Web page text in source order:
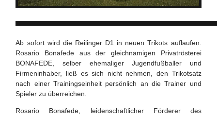
Ab sofort wird die Reilinger D1 in neuen Trikots auflaufen.
Rosario Bonafede aus der gleichnamigen Privatrösterei
BONAFEDE, selber ehemaliger Jugendfußballer und
Firmeninhaber, ließ es sich nicht nehmen, den Trikotsatz
nach einer Trainingseinheit persönlich an die Trainer und
Spieler zu überreichen.
Rosario Bonafede, leidenschaftlicher Förderer des